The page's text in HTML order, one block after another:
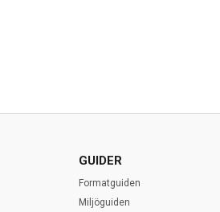
GUIDER
Formatguiden
Miljöguiden